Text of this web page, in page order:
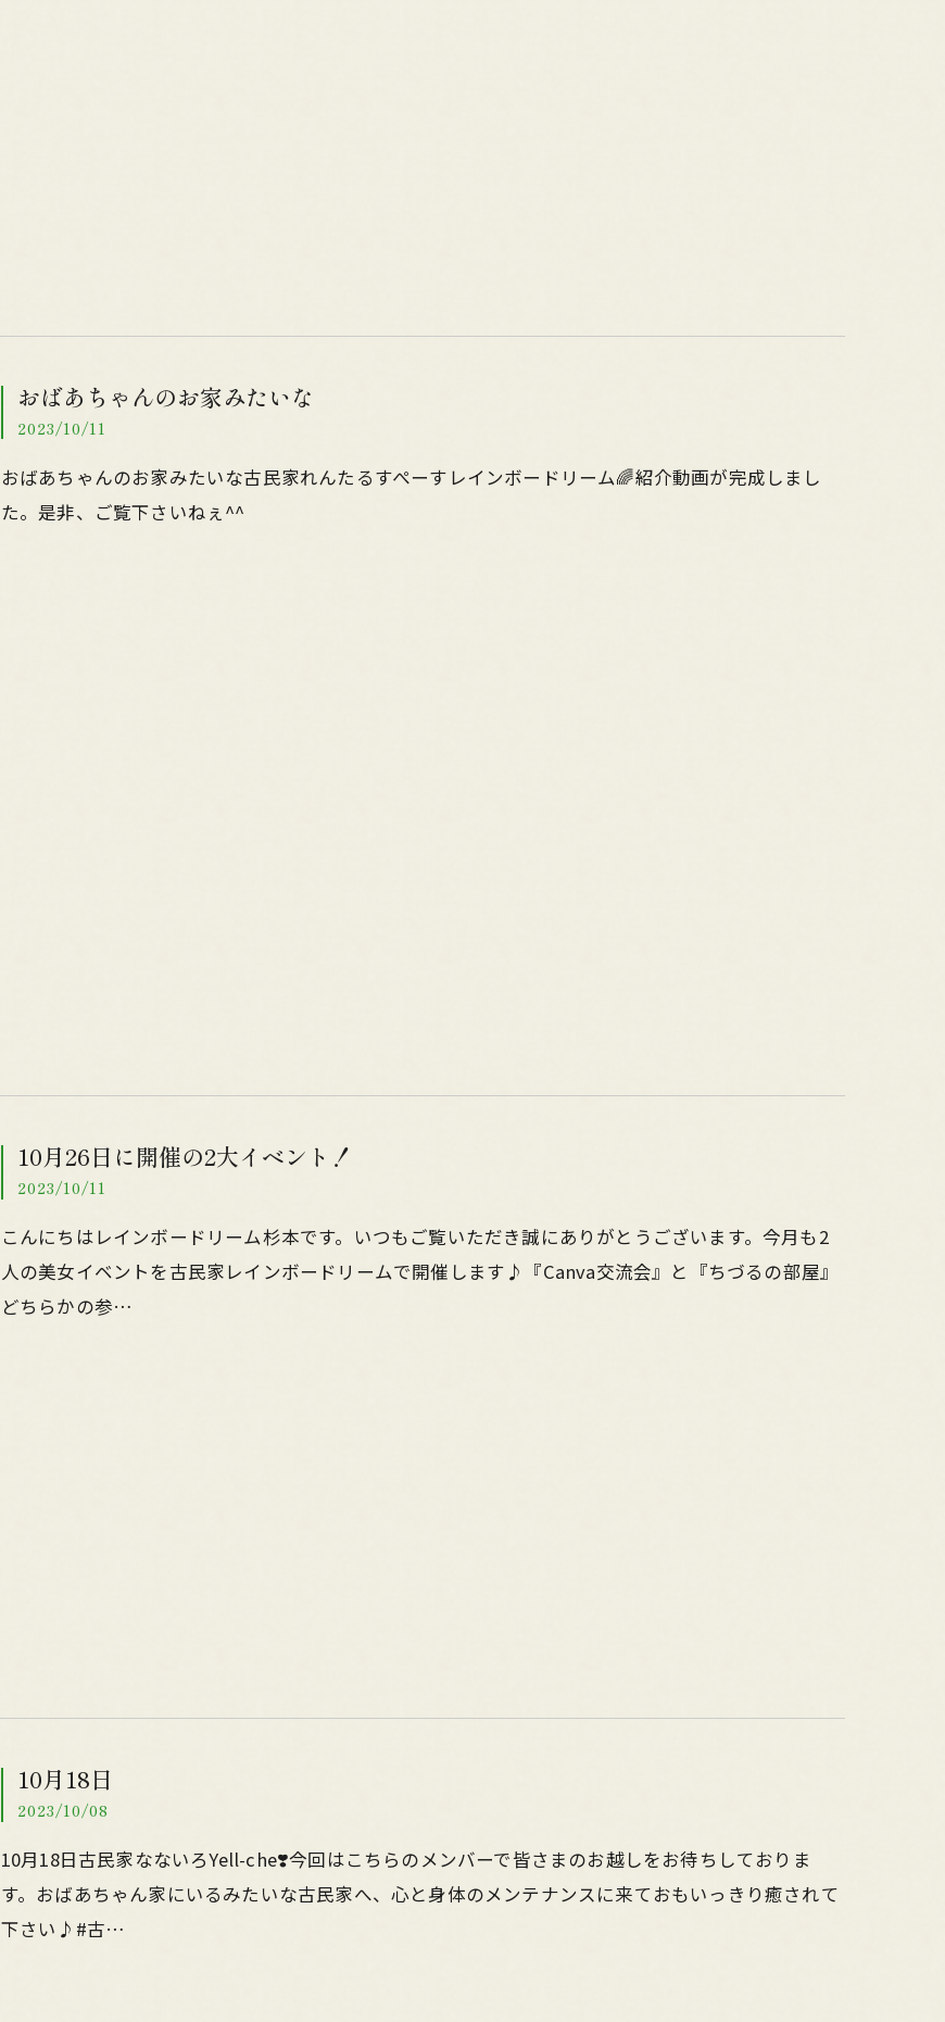
おばあちゃんのお家みたいな
2023/10/11
おばあちゃんのお家みたいな古民家れんたるすぺーすレインボードリーム🌈紹介動画が完成しまし
た。是非、ご覧下さいねぇ^^
10月26日に開催の2大イベント！
2023/10/11
こんにちはレインボードリーム杉本です。いつもご覧いただき誠にありがとうございます。今月も2
人の美女イベントを古民家レインボードリームで開催します♪『Canva交流会』と『ちづるの部屋』
どちらかの参…
10月18日
2023/10/08
10月18日古民家なないろYell-che❣️今回はこちらのメンバーで皆さまのお越しをお待ちしておりま
す。おばあちゃん家にいるみたいな古民家へ、心と身体のメンテナンスに来ておもいっきり癒されて
下さい♪#古…